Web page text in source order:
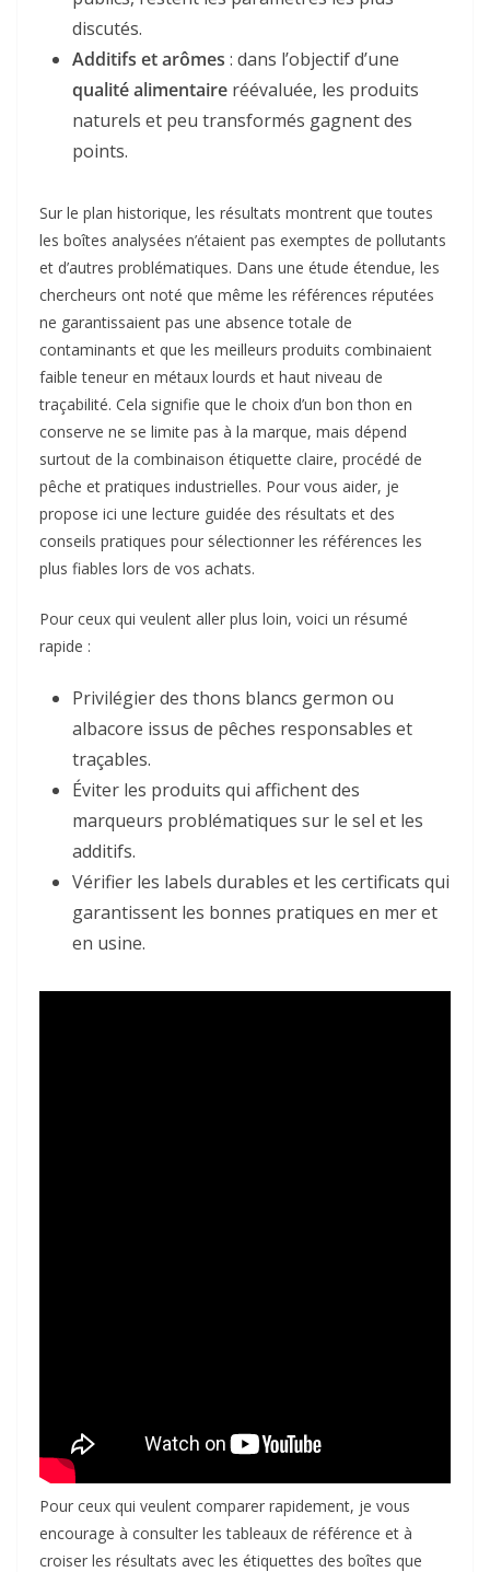
discutés.
Additifs et arômes : dans l’objectif d’une
qualité alimentaire réévaluée, les produits
naturels et peu transformés gagnent des
points.
Sur le plan historique, les résultats montrent que toutes
les boîtes analysées n’étaient pas exemptes de pollutants
et d’autres problématiques. Dans une étude étendue, les
chercheurs ont noté que même les références réputées
ne garantissaient pas une absence totale de
contaminants et que les meilleurs produits combinaient
faible teneur en métaux lourds et haut niveau de
traçabilité. Cela signifie que le choix d’un bon thon en
conserve ne se limite pas à la marque, mais dépend
surtout de la combinaison étiquette claire, procédé de
pêche et pratiques industrielles. Pour vous aider, je
propose ici une lecture guidée des résultats et des
conseils pratiques pour sélectionner les références les
plus fiables lors de vos achats.
Pour ceux qui veulent aller plus loin, voici un résumé
rapide :
Privilégier des thons blancs germon ou
albacore issus de pêches responsables et
traçables.
Éviter les produits qui affichent des
marqueurs problématiques sur le sel et les
additifs.
Vérifier les labels durables et les certificats qui
garantissent les bonnes pratiques en mer et
en usine.
Pour ceux qui veulent comparer rapidement, je vous
encourage à consulter les tableaux de référence et à
croiser les résultats avec les étiquettes des boîtes que